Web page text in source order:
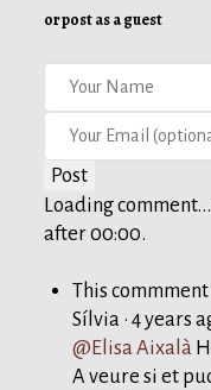
or post as a guest
Post
Loading comment...
after00:00.
This
Sílvia · 4 years
@Elisa Aixalà
A veure si et